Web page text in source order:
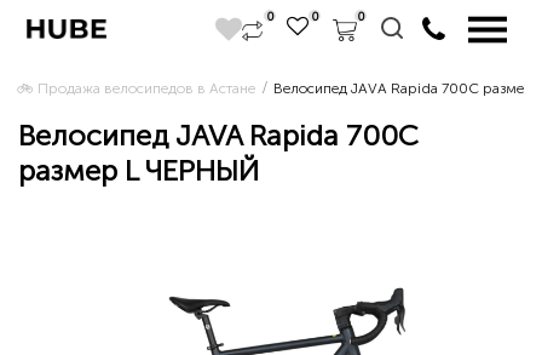
0 0 0
🚲 Продажа велосипедов в Астане Велосипед JAVA Rapida 700C
Велосипед JAVA Rapida 700C
размер L ЧЕРНЫЙ